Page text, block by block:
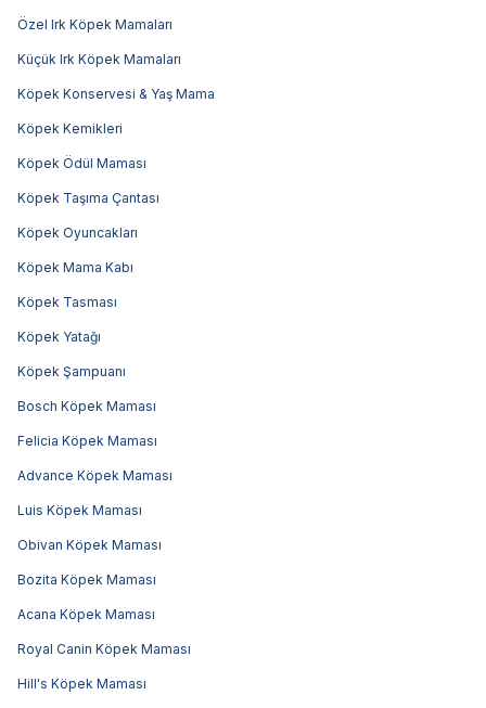
Özel Irk Köpek Mamaları
Küçük Irk Köpek Mamaları
Köpek Konservesi & Yaş Mama
Köpek Kemikleri
Köpek Ödül Maması
Köpek Taşıma Çantası
Köpek Oyuncakları
Köpek Mama Kabı
Köpek Tasması
Köpek Yatağı
Köpek Şampuanı
Bosch Köpek Maması
Felicia Köpek Maması
Advance Köpek Maması
Luis Köpek Maması
Obivan Köpek Maması
Bozita Köpek Maması
Acana Köpek Maması
Royal Canin Köpek Maması
Hill's Köpek Maması